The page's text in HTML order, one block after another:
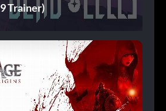
Trainer)